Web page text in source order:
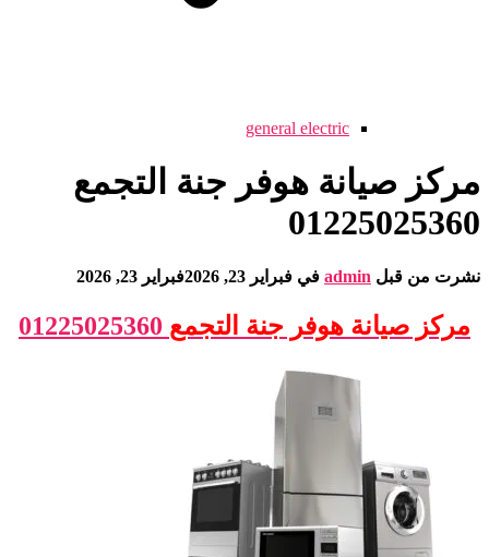
general electric
مركز صيانة هوفر جنة التجمع
01225025360
نشرت من قبل admin في فبراير 23, 2026 فبراير 23, 2026
مركز صيانة هوفر جنة التجمع 01225025360